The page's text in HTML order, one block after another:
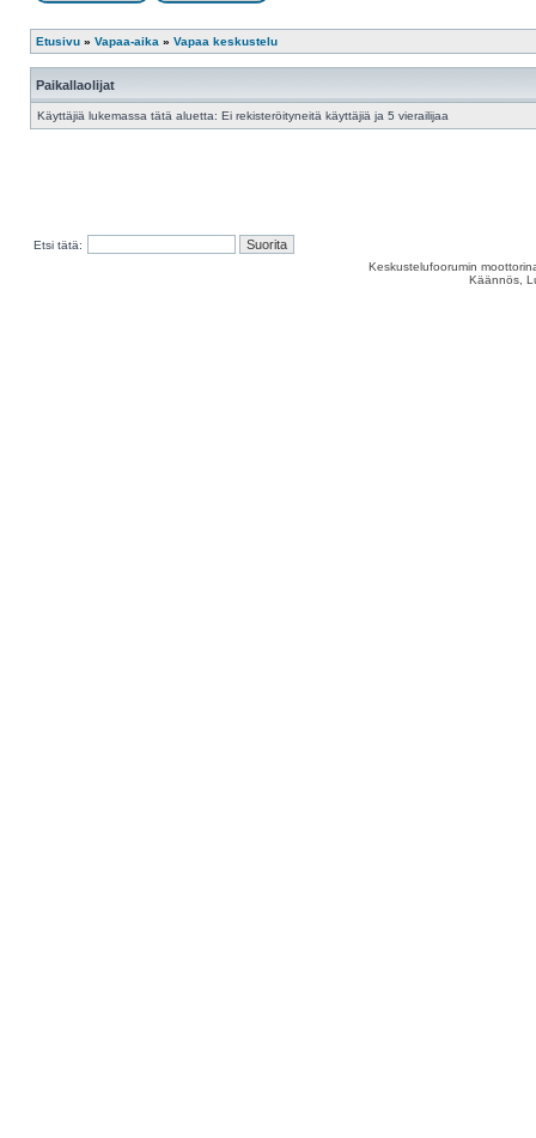
Etusivu » Vapaa-aika » Vapaa keskustelu
Paikallaolijat
Käyttäjiä lukemassa tätä aluetta: Ei rekisteröityneitä käyttäjiä ja 5 vierailijaa
Etsi tätä:
Keskustelufoorumin
Käännös,